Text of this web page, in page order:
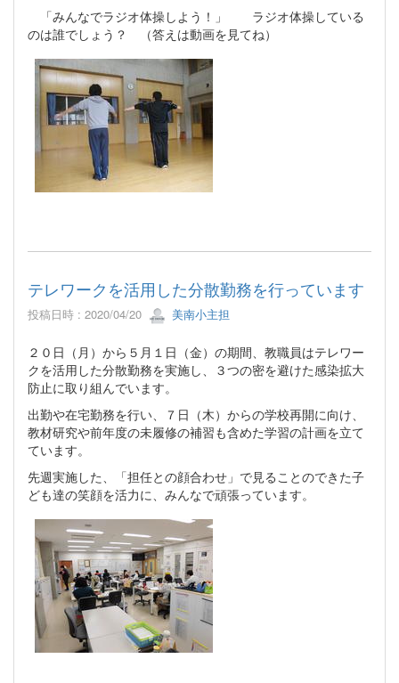
「みんなでラジオ体操しよう！」 ラジオ体操している
のは誰でしょう？ （答えは動画を見てね）
テレワークを活用した分散勤務を行っています
投稿日時 : 2020/04/20 美南小主担
２０日（月）から５月１日（金）の期間、教職員はテレワー
クを活用した分散勤務を実施し、３つの密を避けた感染拡大
防止に取り組んでいます。
出勤や在宅勤務を行い、７日（木）からの学校再開に向け、
教材研究や前年度の未履修の補習も含めた学習の計画を立て
ています。
先週実施した、「担任との顔合わせ」で見ることのできた子
ども達の笑顔を活力に、みんなで頑張っています。